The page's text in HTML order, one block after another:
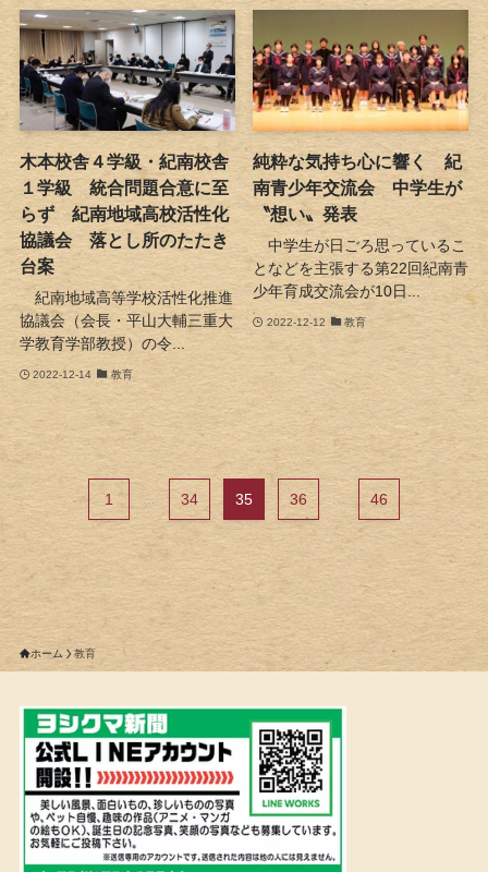
木本校舎４学級・紀南校舎
１学級 統合問題合意に至
らず 紀南地域高校活性化
協議会 落とし所のたたき
台案
紀南地域高等学校活性化推進
協議会（会長・平山大輔三重大
学教育学部教授）の令...
2022-12-14 教育
純粋な気持ち心に響く 紀
南青少年交流会 中学生が
〝想い〟発表
中学生が日ごろ思っているこ
となどを主張する第22回紀南青
少年育成交流会が10日...
2022-12-12 教育
1 ... 34 35 36 ... 46
ホーム 教育